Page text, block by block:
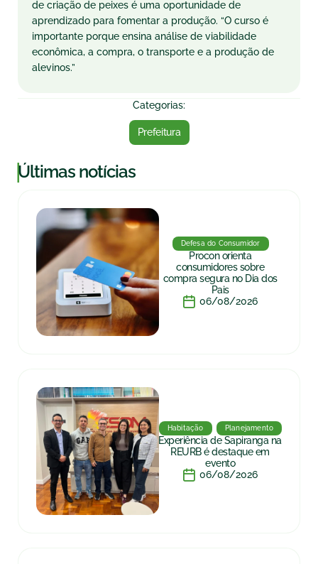
de criação de peixes é uma oportunidade de
aprendizado para fomentar a produção. “O curso é
importante porque ensina análise de viabilidade
econômica, a compra, o transporte e a produção de
alevinos.”
Categorias:
Prefeitura
|Últimas notícias
Defesa do Consumidor
Procon orienta
consumidores sobre
compra segura no Dia dos
Pais
06/08/2026
Habitação Planejamento
Experiência de Sapiranga na
REURB é destaque em
evento
06/08/2026